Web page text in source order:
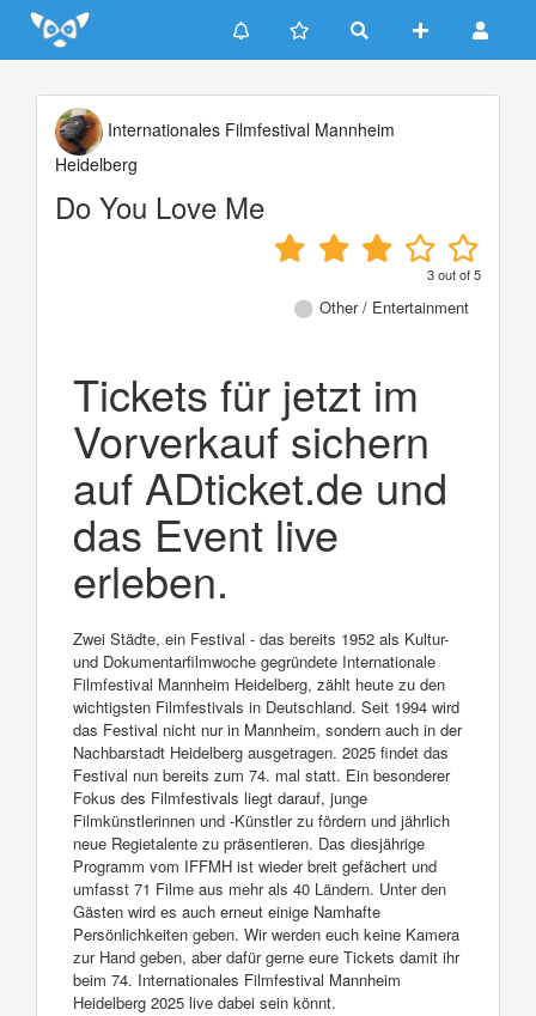
Update cookies preferences
Internationales Filmfestival Mannheim
Heidelberg
Do You Love Me
3out of5
Other / Entertainment
Tickets für jetzt im
Vorverkauf sichern
auf ADticket.de und
das Event live
erleben.
Zwei Städte, ein Festival - das bereits 1952 als Kultur-
und Dokumentarfilmwoche gegründete Internationale
Filmfestival Mannheim Heidelberg, zählt heute zu den
wichtigsten Filmfestivals in Deutschland. Seit 1994 wird
das Festival nicht nur in Mannheim, sondern auch in der
Nachbarstadt Heidelberg ausgetragen. 2025 findet das
Festival nun bereits zum 74. mal statt. Ein besonderer
Fokus des Filmfestivals liegt darauf, junge
Filmkünstlerinnen und -Künstler zu fördern und jährlich
neue Regietalente zu präsentieren. Das diesjährige
Programm vom IFFMH ist wieder breit gefächert und
umfasst 71 Filme aus mehr als 40 Ländern. Unter den
Gästen wird es auch erneut einige Namhafte
Persönlichkeiten geben. Wir werden euch keine Kamera
zur Hand geben, aber dafür gerne eure Tickets damit ihr
beim 74. Internationales Filmfestival Mannheim
Heidelberg 2025 live dabei sein könnt.